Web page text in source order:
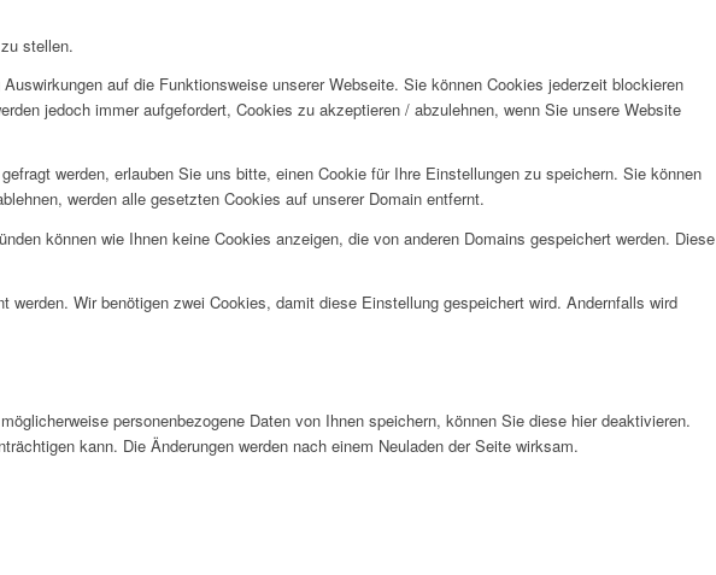
stellen.
auf die Funktionsweise unserer Webseite. Sie können Cookies jederzeit blockieren
jedoch immer aufgefordert, Cookies zu akzeptieren / abzulehnen, wenn Sie unsere Website
werden, erlauben Sie uns bitte, einen Cookie für Ihre Einstellungen zu speichern. Sie können
werden alle gesetzten Cookies auf unserer Domain entfernt.
können wie Ihnen keine Cookies anzeigen, die von anderen Domains gespeichert werden. Diese
Wir benötigen zwei Cookies, damit diese Einstellung gespeichert wird. Andernfalls wird
personenbezogene Daten von Ihnen speichern, können Sie diese hier deaktivieren.
kann. Die Änderungen werden nach einem Neuladen der Seite wirksam.